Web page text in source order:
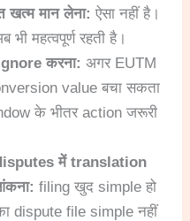
मान लेना: ऐसा नहीं है।
महत्वपूर्ण रहती है।
करना: अगर EUTM
value बचा सकता
के भीतर action जरूरी
में translation
filing खुद simple हो
dispute file simple नहीं